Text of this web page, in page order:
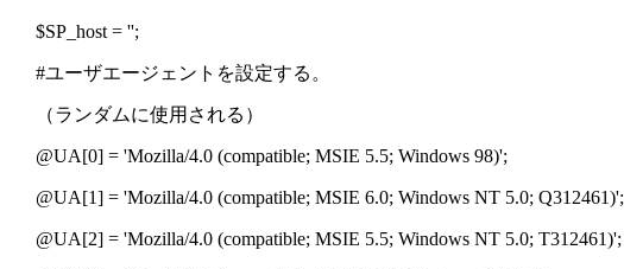
$SP_host = '';
#ユーザエージェントを設定する。
（ランダムに使用される）
@UA[0] = 'Mozilla/4.0 (compatible; MSIE 5.5; Windows 98)';
@UA[1] = 'Mozilla/4.0 (compatible; MSIE 6.0; Windows NT 5.0; Q312461)';
@UA[2] = 'Mozilla/4.0 (compatible; MSIE 5.5; Windows NT 5.0; T312461)';